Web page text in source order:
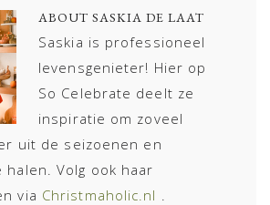
ABOUT SASKIA DE LAAT
Saskia is professioneel
levensgenieter! Hier op
So Celebrate deelt ze
inspiratie om zoveel
uit de seizoenen en
Volg ook haar
via Christmaholic.nl